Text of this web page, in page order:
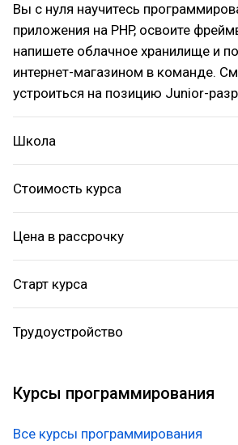
Вы с нуля научитесь
приложения на PHP, освоите
напишете облачное хранилище и
интернет-магазином в команде.
устроиться на позицию Junior-
Школа
Стоимость курса
Цена в рассрочку
Старт курса
Трудоустройство
Курсы программирования
Все курсы программирования